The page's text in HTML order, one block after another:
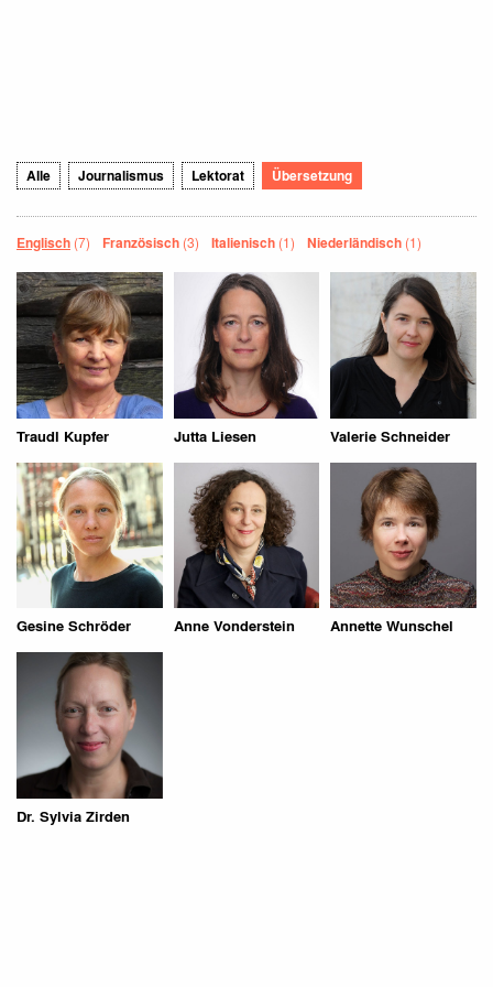
Alle Journalismus Lektorat Übersetzung
Englisch (7) Französisch (3) Italienisch (1) Niederländisch (1)
Traudl Kupfer Jutta Liesen Valerie Schneider
Gesine Schröder Anne Vonderstein Annette Wunschel
Dr. Sylvia Zirden